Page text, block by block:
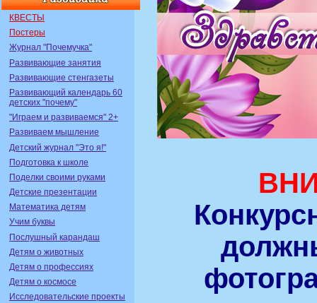
КВЕСТЫ
Постеры
Журнал "Почемучка"
Развивающие занятия
Развивающие стенгазеты
Развивающий календарь 60
детских "почему"
"Играем и развиваемся" 2+
Развиваем мышление
Детский журнал "Это я!"
Подготовка к школе
Поделки своими руками
Детские презентации
Математика детям
Учим буквы
Послушный карандаш
Детям о животных
Детям о профессиях
Детям о космосе
Исследовательские проекты